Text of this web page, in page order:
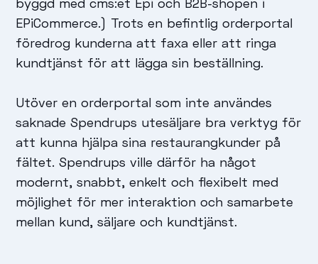
EPiCommerce.) Trots en befintlig orderportal
föredrog kunderna att faxa eller att ringa
kundtjänst för att lägga sin beställning.
Utöver en orderportal som inte användes
saknade Spendrups utesäljare bra verktyg för
att kunna hjälpa sina restaurangkunder på
fältet. Spendrups ville därför ha något
modernt, snabbt, enkelt och flexibelt med
möjlighet för mer interaktion och samarbete
mellan kund, säljare och kundtjänst.